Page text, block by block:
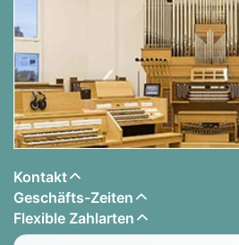
Kontakt
Geschäfts-Zeiten
Flexible Zahlarten